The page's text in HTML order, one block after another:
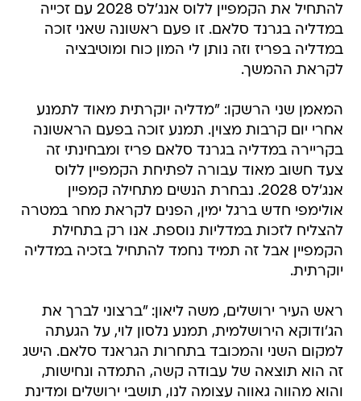
להתחיל את הקמפיין ללוס אנג'לס 2028 עם זכייה
במדליה בגרנד סלאם. זו פעם ראשונה שאני זוכה
במדליה בפריז וזה נותן לי המון כוח ומוטיבציה
לקראת ההמשך.
המאמן שני הרשקו: "מדליה יוקרתית מאוד לתמנע
אחרי יום קרבות מצוין. תמנע זוכה בפעם הראשונה
בקריירה במדליה בגרנד סלאם פריז ומבחינתי זה
צעד חשוב מאוד עבורה לפתיחת הקמפיין ללוס
אנג'לס 2028. נבחרת הנשים מתחילה קמפיין
אולימפי חדש ברגל ימין, הפנים לקראת מחר במטרה
להצליח לזכות במדליות נוספת. אנו רק בתחילת
הקמפיין אבל זה תמיד נחמד להתחיל בזכיה במדליה
יוקרתית.
ראש העיר ירושלים, משה ליאון: "ברצוני לברך את
הג'ודוקא הירושלמית, תמנע נלסון לוי, על הגעתה
למקום השני והמכובד בתחרות הגראנד סלאם. הישג
זה הוא תוצאה של עבודה קשה, התמדה ונחישות,
והוא מהווה גאווה עצומה לנו, תושבי ירושלים ומדינת